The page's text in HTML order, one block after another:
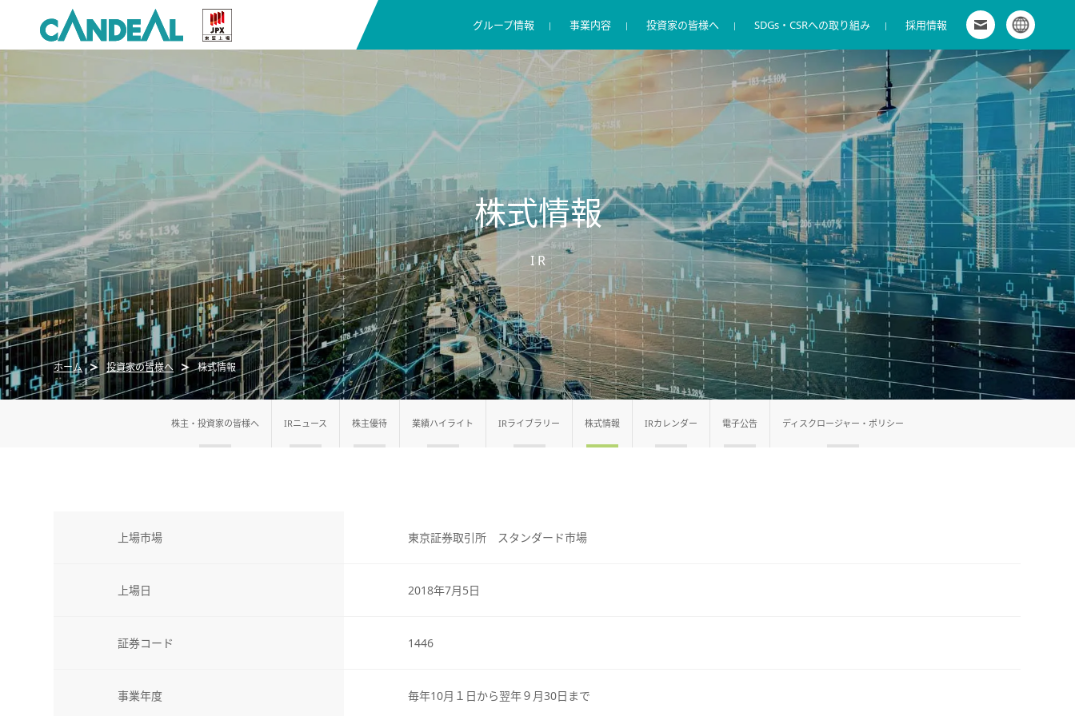
グループ情報
キャンディルグループの理念
数字で見るキャンディル
広報ブログ
拠点一覧
会社概要
コーポレート・ガバナンス
事業内容
リペアサービス
住環境向けサービス
商環境向けサービス
商材販売
投資家の皆様へ
株主・投資家の皆様へ
業績ハイライト
IR カレンダー
電子公告
ディスクロージャー・ポリシー
株主優待制度
SDGs・CSRへの取り組み
コンプライアンス
情報セキュリティ
渋野日向子選手支援
採用情報
採用に関する考え方
キャリア採用
株式会社キャンディル 新卒採用特設サイト
マイナビ2027 キャンディルグループ［グ
ループ募集］
ワンキャリア2028 キャンディルグループ
［グループ募集］
お問い合わせ
グローバルサイト
株式情報
IR
ホーム 投資家の皆様へ 株式情報
株主・投資家の皆様へ IRニュース 株主優待 業績ハイライト IRライブラリー 株式情報 IRカレンダー 電子公告 ディスクロージャー・ポリシー
上場市場 東京証券取引所 スタンダード市場
上場日 2018年7月5日
証券コード 1446
事業年度 毎年10月１日から翌年９月30日まで